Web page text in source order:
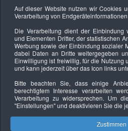
Mittwoch
15. Februar
Keine Events an
16. Februar
Keine Events an
Freitag
17. Februar
Keine Events an
Samstag
Sonntag
19. Februar
Keine Events an
Auf dieser Website nutzen wir Cookies
Verarbeitung von
Die Verarbeitung dient der Einbindung
und Elementen Dritter, der statistischen
Werbung sowie der Einbindung sozialer
dabei Daten an Dritte weitergegeben
Einwilligung ist freiwillig, für die Nutzung
und kann jederzeit über das Icon links
Bitte beachten Sie, dass einige
berechtigtem Interesse verarbeiten
Verarbeitung zu widersprechen. Um
"Einstellungen"und deaktivieren Sie die
Zustimmen